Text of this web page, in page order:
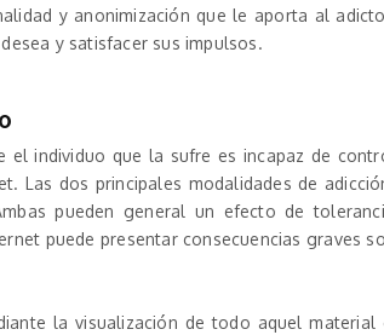
y anonimización que le aporta al
y satisfacer sus impulsos.
el individuo que la sufre es incapaz de
Las dos principales modalidades de
pueden general un efecto de
puede presentar consecuencias graves
la visualización de todo aquel material